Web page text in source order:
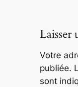
Laisser
Votre
publiée.
sont